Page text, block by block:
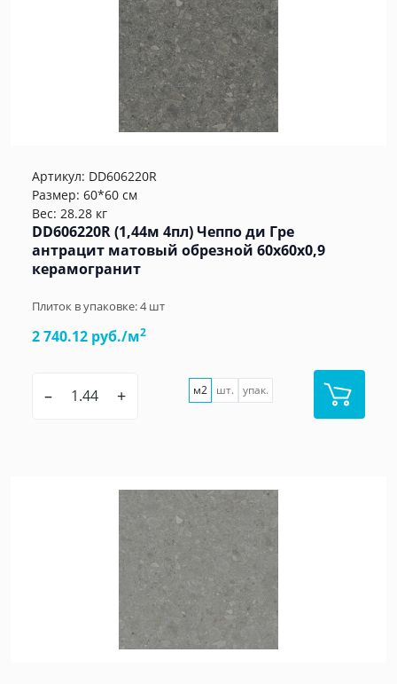
Артикул: DD606220R
Размер: 60*60 см
Вес: 28.28 кг
DD606220R (1,44м 4пл) Чеппо ди Гре
антрацит матовый обрезной 60x60x0,9
керамогранит
Плиток в упаковке:4шт
2 740.12 руб./м2
– + м2 шт. упак.